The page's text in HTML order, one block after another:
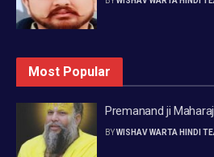
Most Popular
Premanand ji
BYWISHAV WARTA HINDI